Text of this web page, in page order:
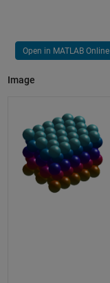
Open in MATLAB Online
Image